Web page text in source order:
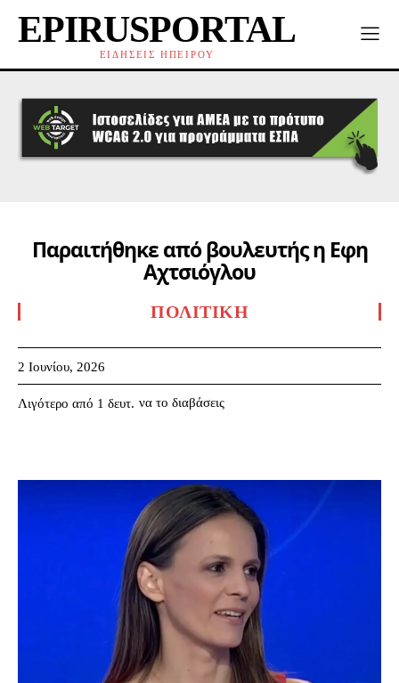
EPIRUSPORTAL
ΕΙΔΗΣΕΙΣ ΗΠΕΙΡΟΥ
Παραιτήθηκε από βουλευτής η Εφη
Αχτσιόγλου
ΠΟΛΙΤΙΚΉ
2 Ιουνίου, 2026
Λιγότερο από 1 δευτ. να το διαβάσεις